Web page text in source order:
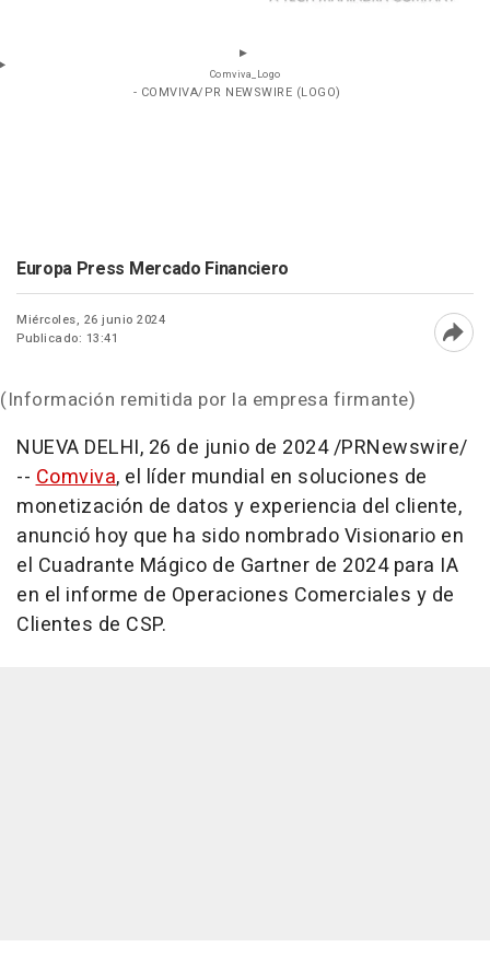
Comviva_Logo
- COMVIVA/PR NEWSWIRE (LOGO)
Europa Press Mercado Financiero
Miércoles, 26 junio 2024
Publicado: 13:41
(Información remitida por la empresa firmante)
NUEVA DELHI, 26 de junio de 2024/PRNewswire/
--Comviva, el líder mundial en soluciones de
monetización de datos y experiencia del cliente,
anunció hoy que ha sido nombrado Visionario en
el Cuadrante Mágico de Gartner de 2024 para IA
en el informe de Operaciones Comerciales y de
Clientes de CSP.